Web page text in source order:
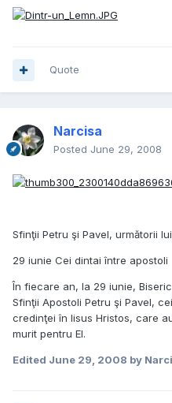
Quote
Narcisa
Posted June 29, 2008
Sfinţii Petru şi Pavel, următorii
29 iunie Cei dintai între apostoli
În fiecare an, la 29 iunie,
Sfinţii Apostoli Petru şi Pavel,
credinţei în Iisus Hristos, care
murit pentru El.
Edited June 29, 2008 by